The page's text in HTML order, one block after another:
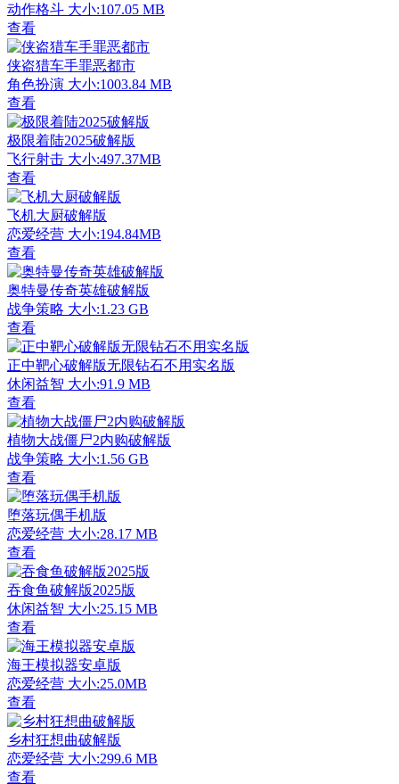
动作格斗 大小:107.05 MB
查看
侠盗猎车手罪恶都市
角色扮演 大小:1003.84 MB
查看
极限着陆2025破解版
飞行射击 大小:497.37MB
查看
飞机大厨破解版
恋爱经营 大小:194.84MB
查看
奥特曼传奇英雄破解版
战争策略 大小:1.23 GB
查看
正中靶心破解版无限钻石不用实名版
休闲益智 大小:91.9 MB
查看
植物大战僵尸2内购破解版
战争策略 大小:1.56 GB
查看
堕落玩偶手机版
恋爱经营 大小:28.17 MB
查看
吞食鱼破解版2025版
休闲益智 大小:25.15 MB
查看
海王模拟器安卓版
恋爱经营 大小:25.0MB
查看
乡村狂想曲破解版
恋爱经营 大小:299.6 MB
查看